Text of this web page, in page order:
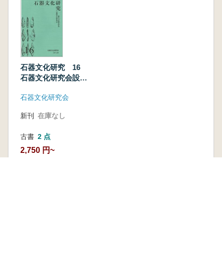
石器文化研究 16
石器文化研究会設立
ウム特集号
石器文化研究会
新刊 在庫なし
古書 2 点
2,750 円~